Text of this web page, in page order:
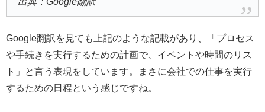
Google翻訳を見ても上記のような記載があり、「プロセス
や手続きを実行するための計画で、イベントや時間のリス
ト」と言う表現をしています。まさに会社での仕事を実行
するための日程という感じですね。